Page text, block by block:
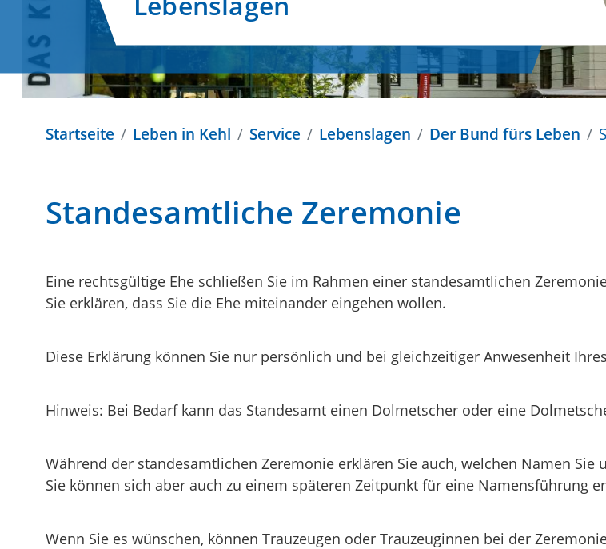
Startseite Leben in Kehl Service Lebenslagen Der Bund fürs Leben
Standesamtliche Zeremonie
Eine rechtsgültige Ehe schließen Sie im Rahmen einer standesamtlichen
Sie erklären, dass Sie die Ehe miteinander eingehen wollen.
Diese Erklärung können Sie nur persönlich und bei gleichzeitiger Anwesenheit
Hinweis: Bei Bedarf kann das Standesamt einen Dolmetscher oder eine
Während der standesamtlichen Zeremonie erklären Sie auch, welchen Namen
Sie können sich aber auch zu einem späteren Zeitpunkt für eine Namensführung
Wenn Sie es wünschen, können Trauzeugen oder Trauzeuginnen bei der